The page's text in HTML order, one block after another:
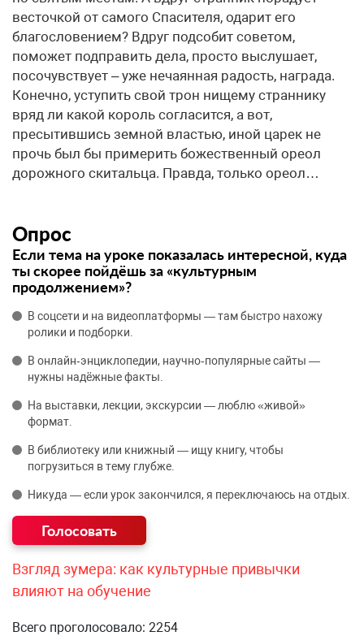
Опрос
Если тема на уроке показалась интересной, куда
ты скорее пойдёшь за «культурным
продолжением»?
В соцсети и на видеоплатформы — там быстро нахожу
ролики и подборки.
В онлайн‑энциклопедии, научно‑популярные сайты —
нужны надёжные факты.
На выставки, лекции, экскурсии — люблю «живой»
формат.
В библиотеку или книжный — ищу книгу, чтобы
погрузиться в тему глубже.
Никуда — если урок закончился, я переключаюсь на отдых.
Взгляд зумера: как культурные привычки
влияют на обучение
Всего проголосовало: 2254